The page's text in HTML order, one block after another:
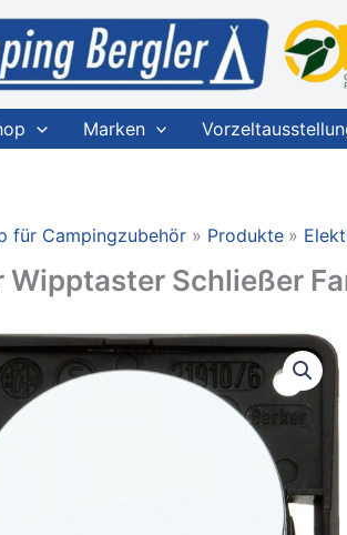
Marken
für Campingzubehör Produkte
Wipptaster Schließer